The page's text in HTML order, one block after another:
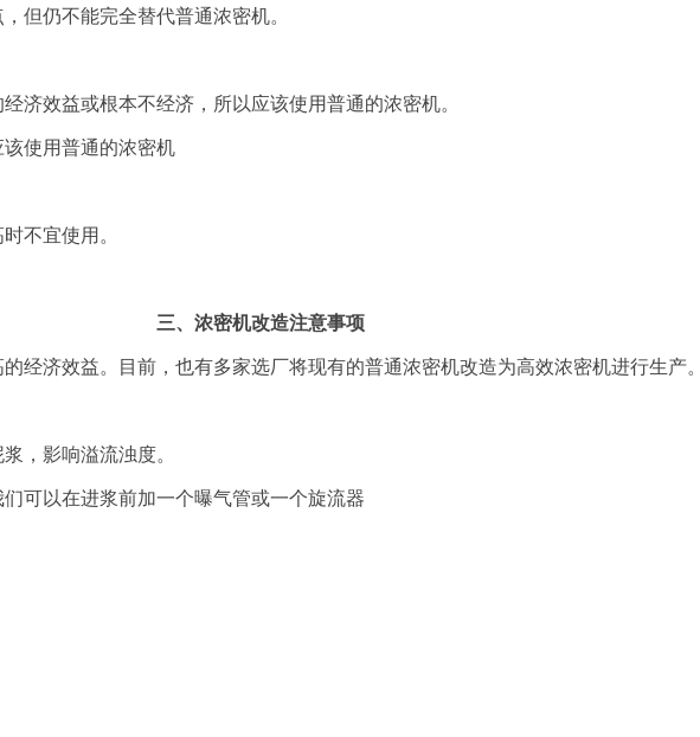
但仍不能完全替代普通浓密机。
济效益或根本不经济，所以应该使用普通的浓密机。
使用普通的浓密机
不宜使用。
三、浓密机改造注意事项
经济效益。目前，也有多家选厂将现有的普通浓密机改造为高效浓密机进行生产
，影响溢流浊度。
可以在进浆前加一个曝气管或一个旋流器